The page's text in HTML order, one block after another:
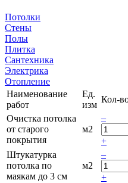
Потолки
Стены
Полы
Плитка
Сантехника
Электрика
Отопление
Наименование
работ
Ед.
изм
Кол-
Очистка потолка
от старого
покрытия
м2
–
+
Штукатурка
потолка по
маякам до 3 см
м2
–
+